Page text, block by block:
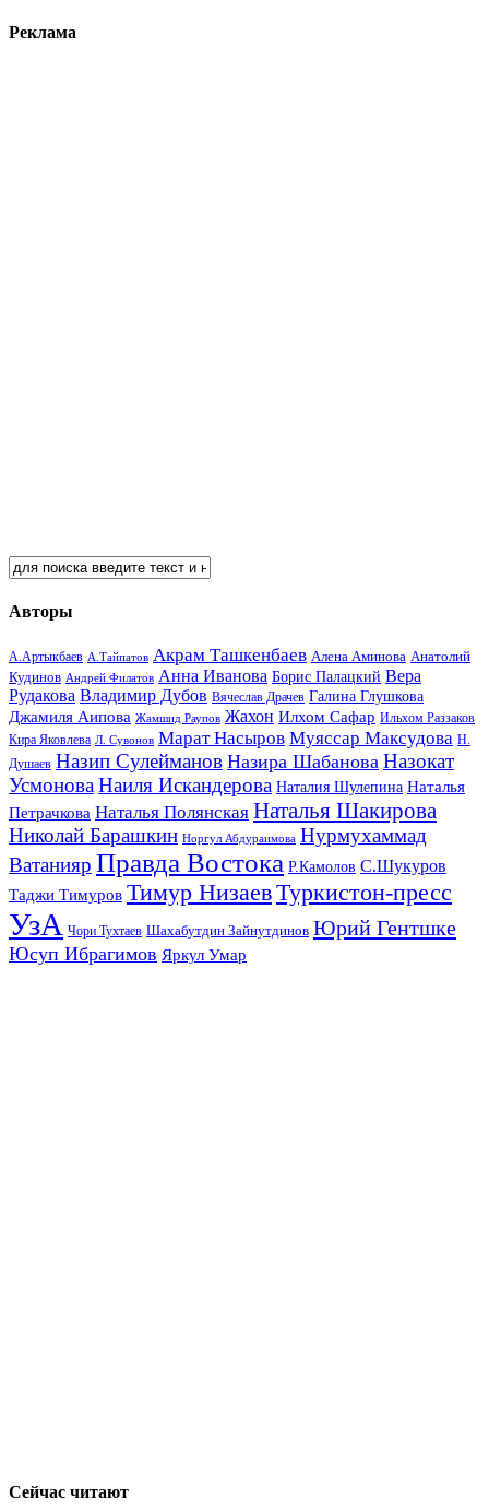
Реклама
Авторы
А.Артыкбаев А.Тайпатов Акрам Ташкенбаев Алена Аминова Анатолий
Кудинов Андрей Филатов Анна Иванова Борис Палацкий Вера
Рудакова Владимир Дубов Вячеслав Драчев Галина Глушкова
Джамиля Аипова Жамшид Раупов Жахон Илхом Сафар Ильхом Раззаков
Кира Яковлева Л. Сувонов Марат Насыров Муяссар Максудова Н.
Душаев Назип Сулейманов Назира Шабанова Назокат
УсмоноваНаиля Искандерова Наталия Шулепина Наталья
Петрачкова Наталья Полянская Наталья Шакирова
Николай Барашкин Норгул Абдураимова Нурмухаммад
Ватанияр Правда Востока Р.Камолов С.Шукуров
Таджи Тимуров Тимур НизаевТуркистон-пресс
УзА Чори Тухтаев Шахабутдин Зайнутдинов Юрий Гентшке
Юсуп Ибрагимов Яркул Умар
Сейчас читают